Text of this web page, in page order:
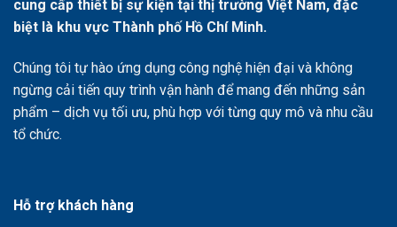
cung cấp thiết bị sự kiện tại thị trường Việt Nam, đặc
biệt là khu vực Thành phố Hồ Chí Minh.
Chúng tôi tự hào ứng dụng công nghệ hiện đại và không
ngừng cải tiến quy trình vận hành để mang đến những sản
phẩm – dịch vụ tối ưu, phù hợp với từng quy mô và nhu cầu
tổ chức.
Hỗ trợ khách hàng